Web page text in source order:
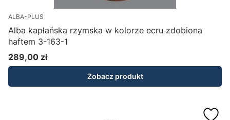
ALBA-PLUS
Alba kapłańska rzymska w kolorze ecru zdobiona
haftem 3-163-1
Cena
289,00 zł
Zobacz produkt